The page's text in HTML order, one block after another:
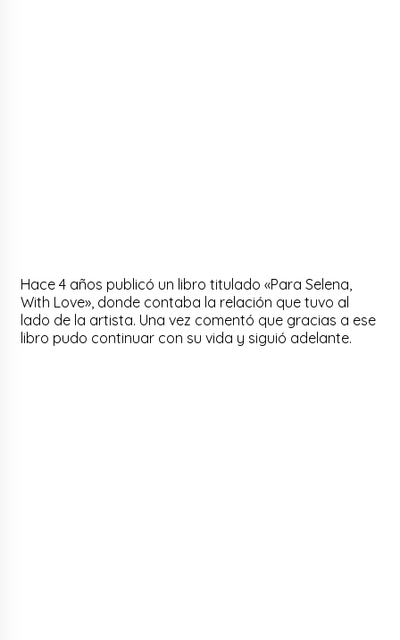
Hace 4 años publicó un libro titulado «Para Selena,
With Love», donde contaba la relación que tuvo al
lado de la artista. Una vez comentó que gracias a ese
libro pudo continuar con su vida y siguió adelante.